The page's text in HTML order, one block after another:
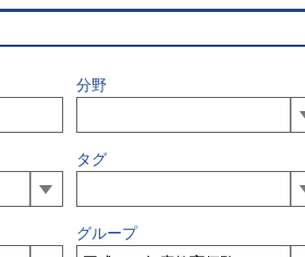
分野
タグ
グループ